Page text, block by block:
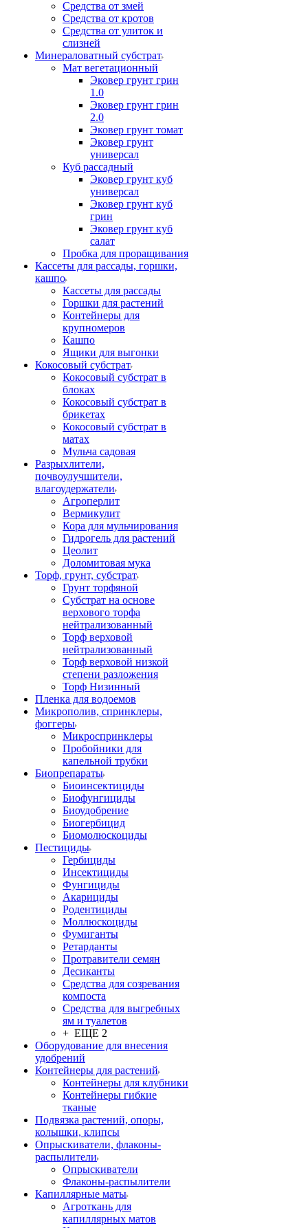
Средства от змей
Средства от кротов
Средства от улиток и
слизней
Минераловатный субстрат
Мат вегетационный
Эковер грунт грин
1.0
Эковер грунт грин
2.0
Эковер грунт томат
Эковер грунт
универсал
Куб рассадный
Эковер грунт куб
универсал
Эковер грунт куб
грин
Эковер грунт куб
салат
Пробка для проращивания
Кассеты для рассады, горшки,
кашпо
Кассеты для рассады
Горшки для растений
Контейнеры для
крупномеров
Кашпо
Ящики для выгонки
Кокосовый субстрат
Кокосовый субстрат в
блоках
Кокосовый субстрат в
брикетах
Кокосовый субстрат в
матах
Мульча садовая
Разрыхлители,
почвоулучшители,
влагоудержатели
Агроперлит
Вермикулит
Кора для мульчирования
Гидрогель для растений
Цеолит
Доломитовая мука
Торф, грунт, субстрат
Грунт торфяной
Субстрат на основе
верхового торфа
нейтрализованный
Торф верховой
нейтрализованный
Торф верховой низкой
степени разложения
Торф Низинный
Пленка для водоемов
Микрополив, спринклеры,
фоггеры
Микроспринклеры
Пробойники для
капельной трубки
Биопрепараты
Биоинсектициды
Биофунгициды
Биоудобрение
Биогербицид
Биомолюскоциды
Пестициды
Гербициды
Инсектициды
Фунгициды
Акарициды
Родентициды
Моллюскоциды
Фумиганты
Ретарданты
Протравители семян
Десиканты
Средства для созревания
компоста
Средства для выгребных
ям и туалетов
+ ЕЩЕ 2
Оборудование для внесения
удобрений
Контейнеры для растений
Контейнеры для клубники
Контейнеры гибкие
тканые
Подвязка растений, опоры,
колышки, клипсы
Опрыскиватели, флаконы-
распылители
Опрыскиватели
Флаконы-распылители
Капиллярные маты
Агроткань для
капиллярных матов